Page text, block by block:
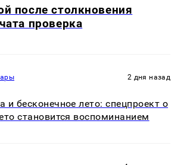
после столкновения
проверка
2 дня назад
и бесконечное лето: спецпроект о
становится воспоминанием